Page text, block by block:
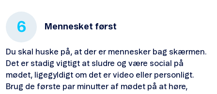
6 Mennesket først
Du skal huske på, at der er mennesker bag skærmen.
Det er stadig vigtigt at sludre og være social på
mødet, ligegyldigt om det er video eller personligt.
Brug de første par minutter af mødet på at høre,